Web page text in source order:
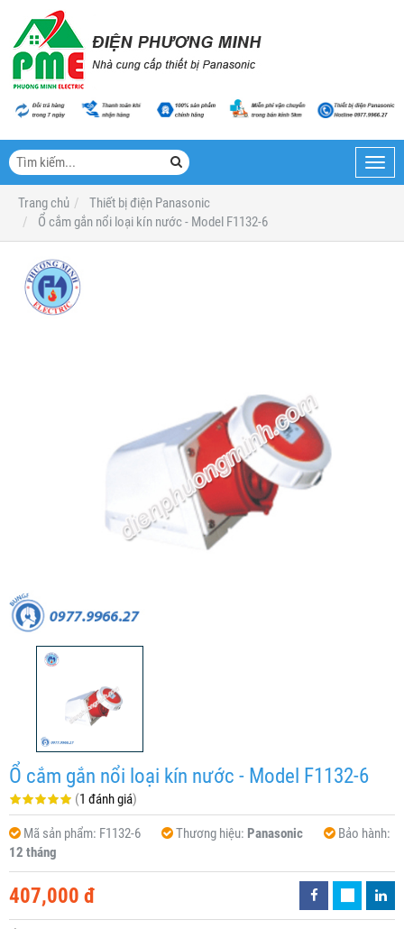
Trang chủ
Thiết bị điện Panasonic
Ổ cắm gắn nổi loại kín nước - Model F1132-6
Ổ cắm gắn nổi loại kín nước - Model F1132-6
(1 đánh giá)
Mã sản phẩm: F1132-6 Thương hiệu: Panasonic
Bảo hành:
12 tháng
407,000 đ